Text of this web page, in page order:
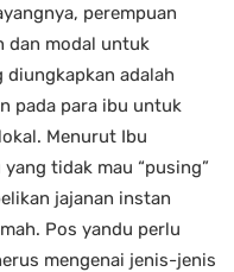
perempuan
dan modal untuk
diungkapkan adalah
pada para ibu untuk
Menurut Ibu
tidak mau “pusing”
jajanan instan
Pos yandu perlu
mengenai jenis-jenis